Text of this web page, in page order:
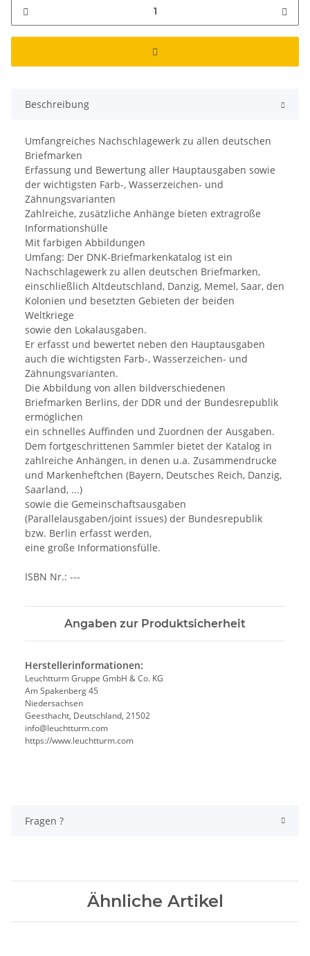
Beschreibung
Umfangreiches Nachschlagewerk zu allen deutschen
Briefmarken
Erfassung und Bewertung aller Hauptausgaben sowie
der wichtigsten Farb-, Wasserzeichen- und
Zähnungsvarianten
Zahlreiche, zusätzliche Anhänge bieten extragroße
Informationshülle
Mit farbigen Abbildungen
Umfang: Der DNK-Briefmarkenkatalog ist ein
Nachschlagewerk zu allen deutschen Briefmarken,
einschließlich Altdeutschland, Danzig, Memel, Saar, den
Kolonien und besetzten Gebieten der beiden
Weltkriege
sowie den Lokalausgaben.
Er erfasst und bewertet neben den Hauptausgaben
auch die wichtigsten Farb-, Wasserzeichen- und
Zähnungsvarianten.
Die Abbildung von allen bildverschiedenen
Briefmarken Berlins, der DDR und der Bundesrepublik
ermöglichen
ein schnelles Auffinden und Zuordnen der Ausgaben.
Dem fortgeschrittenen Sammler bietet der Katalog in
zahlreiche Anhängen, in denen u.a. Zusammendrucke
und Markenheftchen (Bayern, Deutsches Reich, Danzig,
Saarland, ...)
sowie die Gemeinschaftsausgaben
(Parallelausgaben/joint issues) der Bundesrepublik
bzw. Berlin erfasst werden,
eine große Informationsfülle.
ISBN Nr.: ---
Angaben zur Produktsicherheit
Herstellerinformationen:
Leuchtturm Gruppe GmbH & Co. KG
Am Spakenberg 45
Niedersachsen
Geesthacht, Deutschland, 21502
info@leuchtturm.com
https://www.leuchtturm.com
Fragen ?
Ähnliche Artikel